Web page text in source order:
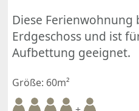
Diese Ferienwohnung
Erdgeschoss und ist
Aufbettung geeignet.
Größe: 60m²